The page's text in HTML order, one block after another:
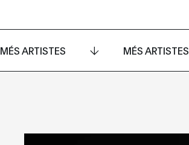
MÉS ARTISTES MÉS ARTISTES